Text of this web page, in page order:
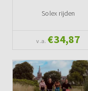
Solex rijden
v.a. €34,87